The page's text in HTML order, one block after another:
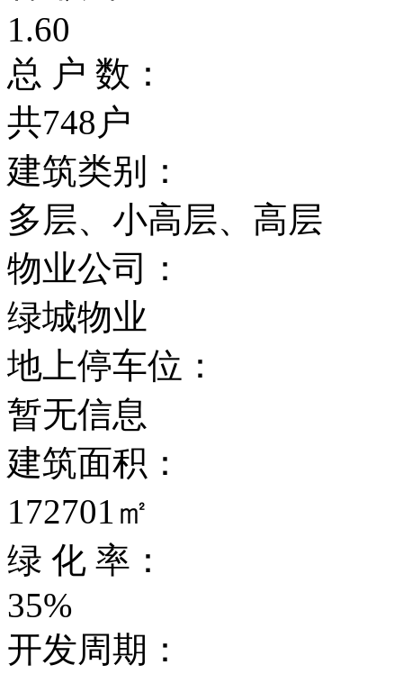
1.60
总 户 数：
共748户
建筑类别：
多层、小高层、高层
物业公司：
绿城物业
地上停车位：
暂无信息
建筑面积：
172701㎡
绿 化 率：
35%
开发周期：